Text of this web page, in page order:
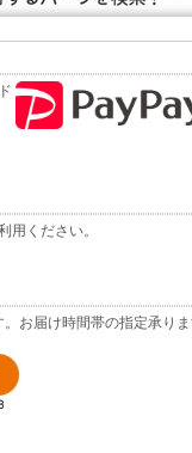
用ください。
お届け時間帯の指定承り